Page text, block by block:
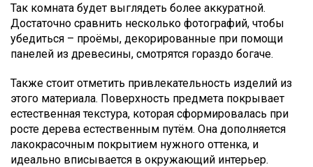
Так комната будет выглядеть более аккуратной.
Достаточно сравнить несколько фотографий, чтобы
убедиться – проёмы, декорированные при помощи
панелей из древесины, смотрятся гораздо богаче.
Также стоит отметить привлекательность изделий из
этого материала. Поверхность предмета покрывает
естественная текстура, которая сформировалась при
росте дерева естественным путём. Она дополняется
лакокрасочным покрытием нужного оттенка, и
идеально вписывается в окружающий интерьер.